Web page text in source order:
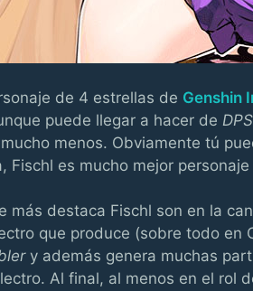
de 4 estrellas de Genshin
puede llegar a hacer de
menos. Obviamente tú
Fischl es mucho mejor
más destaca Fischl son en la
que produce (sobre todo
y además genera muchas
Al final, al menos en el rol